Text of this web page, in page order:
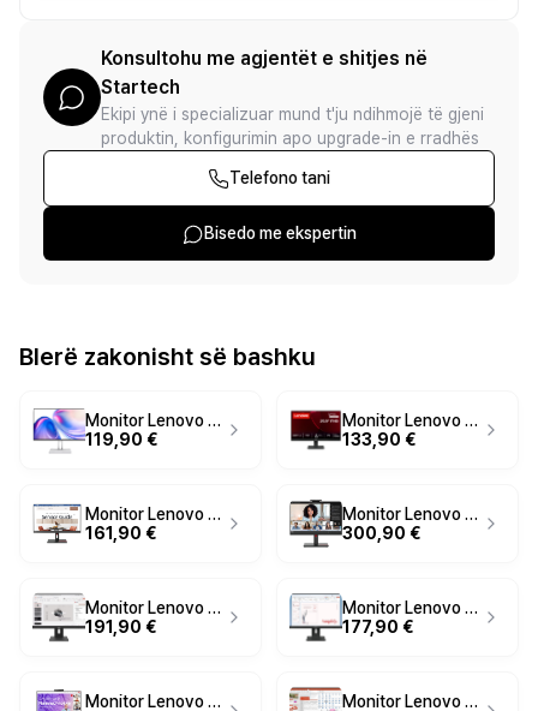
Konsultohu me agjentët e shitjes në
Startech
Ekipi ynë i specializuar mund t'ju ndihmojë të gjeni
produktin, konfigurimin apo upgrade-in e rradhës
Telefono tani
Bisedo me ekspertin
Blerë zakonisht së bashku
Monitor Lenovo L24-4C / 23.8"/ Full HD IPS AG / 144Hz / 1ms / HDMI+VGA - Cloud Grey
119,90 €
Monitor Lenovo ThinkVision S24-4e / 23.8" / Full HD IPS / 100Hz / 4ms / HDMI+VGA - Zezë
133,90 €
Monitor Lenovo ThinkVision S24i-30 / 23.8" / Full HD IPS / 100Hz / 4ms / HDMI+VGA - Zezë
161,90 €
Monitor Lenovo ThinkVision T24mv-30 / 23.8" / Full HD IPS / 75Hz / 4ms / HDMI+DisplayPort+USB-C - Zezë
300,90 €
Monitor Lenovo ThinkVision E22-40 / 21.5" / Full HD IPS / 100Hz / 4ms / HDMI+DisplayPort - Zezë
191,90 €
Monitor Lenovo ThinkVision E24-40 / 23.8" / Full HD IPS / 100Hz / 4ms / HDMI+DisplayPort - Zezë
177,90 €
Monitor Lenovo ThinkVision T27QD-4v / 27" / QHD IPS / 120Hz / 4ms / HDMI+DisplayPort+USB-C - Zezë Monitor Lenovo ThinkVision T27-40 / 27" / Full HD IPS / 120Hz / 4ms / HDMI+DisplayPort - Zezë